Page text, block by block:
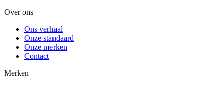
Over ons
Ons verhaal
Onze standaard
Onze merken
Contact
Merken